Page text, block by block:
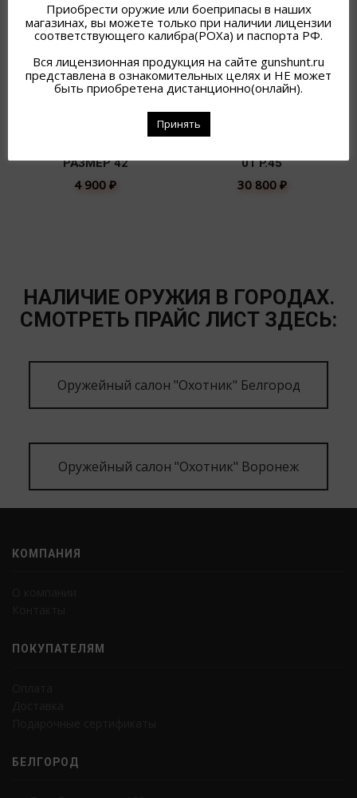
РАЗМЕР 42
4 900 ₽
01 P.45
30 800 ₽
НАЛИЧИЕ ОРУЖИЯ В ГОРОДАХ.
СМОТРЕТЬ ПРАЙС ЛИСТ ЗДЕСЬ:
Оружейный салон "Охотник" Белгород
Оружейный салон "Охотник" Воронеж
КОМПАНИЯ
ПОКУПАТЕЛЯМ
БЕЛГОРОД
Приобрести оружие или боеприпасы в наших
магазинах, вы можете только при наличии лицензии
соответствующего калибра(РОХа) и паспорта РФ.
Вся лицензионная продукция на сайте gunshunt.ru
представлена в ознакомительных целях и НЕ может
быть приобретена дистанционно(онлайн).
Принять